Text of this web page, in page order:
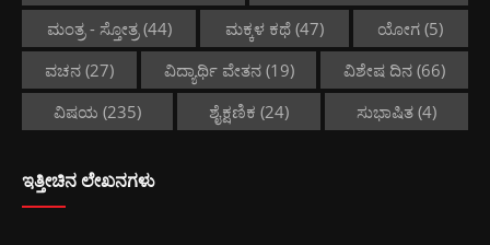
ಮಂತ್ರ - ಸ್ತೋತ್ರ(44) ಮಕ್ಕಳ ಕಥೆ(47) ಯೋಗ (5)
ವಚನ(27) ವಿದ್ಯಾರ್ಥಿ ವೇತನ(19) ವಿಶೇಷ ದಿನ (66)
ವಿಷಯ (235) ಶೈಕ್ಷಣಿಕ (24) ಸುಭಾಷಿತ (4)
ಇತ್ತೀಚಿನ ಲೇಖನಗಳು